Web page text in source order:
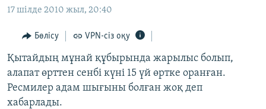
to
Navigation
Skip
to
Search
ҚАҢТАР ОҚИҒАСЫ
АДАМ ҚҰҚЫҚТАРЫ
ӘЛЕУМЕТ
ӘЛЕМ
АРНАЙЫ ЖОБАЛАР
17 шілде 2010 жыл, 20:40
Бөлісу VPN-сіз оқу
Қытайдың мұнай құбырында жарылыс болып,
алапат өрттен сенбі күні 15 үй өртке оранған.
Ресмилер адам шығыны болған жоқ деп
хабарлады.